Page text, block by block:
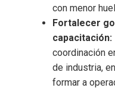
con menor
Fortalecer
capacitación:
coordinación
de industria,
formar a